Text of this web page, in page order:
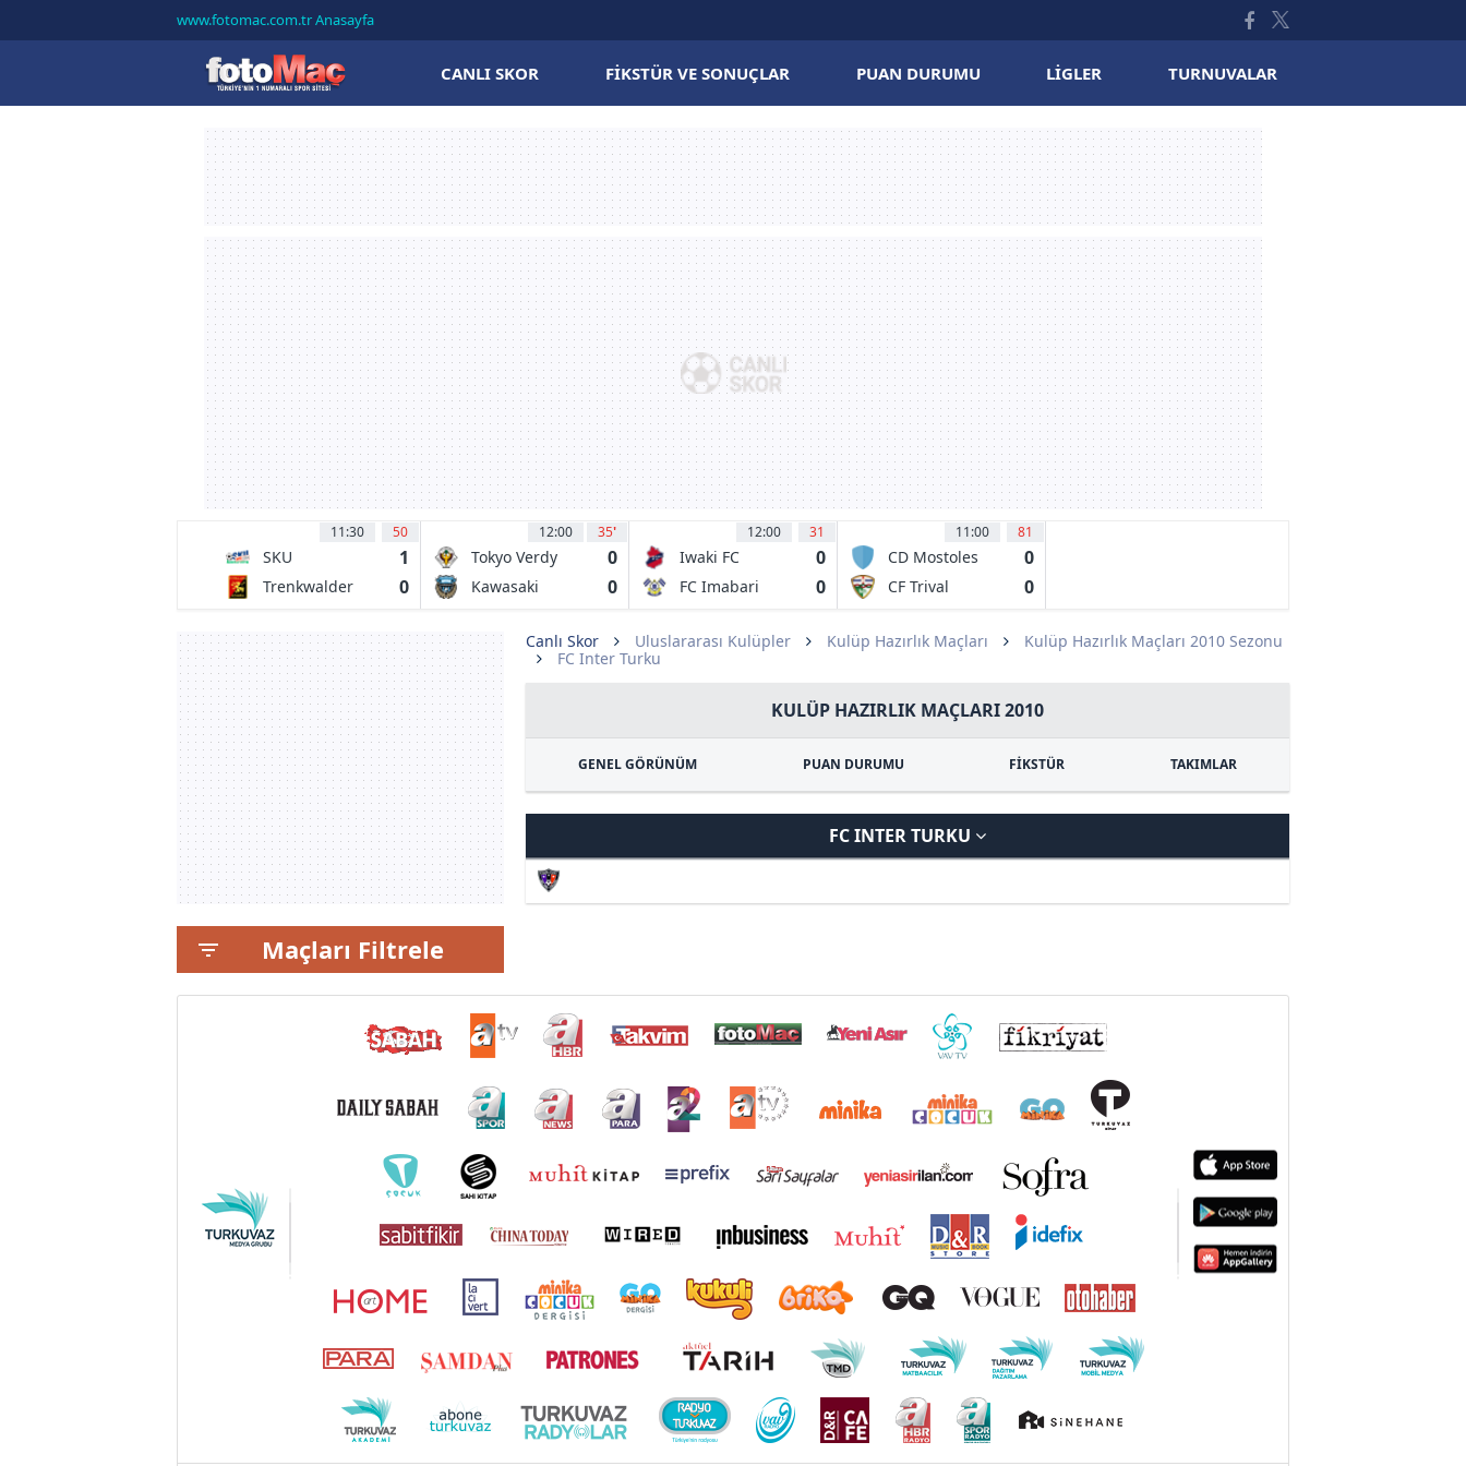
www.fotomac.com.tr Anasayfa
CANLI SKOR FIKSTÜR VE SONUÇLAR PUAN DURUMU LIGLER TURNUVALAR
11:30 50
SKU
Amstetten
1
Trenkwalder
0
12:00 35'
Tokyo Verdy 0
Kawasaki
0
12:00 31
Iwaki FC 0
FC Imabari 0
11:00 81
CD Mostoles
URJC
0
CF Trival
Alcorcon
0
Maçları Filtrele
Canlı Skor Uluslararası Kulüpler Kulüp Hazırlık Maçları
Kulüp Hazırlık Maçları 2010 Sezonu
FC Inter Turku
KULÜP HAZIRLIK MAÇLARI 2010
GENEL GÖRÜNÜM PUAN DURUMU FİKSTÜR TAKIMLAR
FC INTER TURKU